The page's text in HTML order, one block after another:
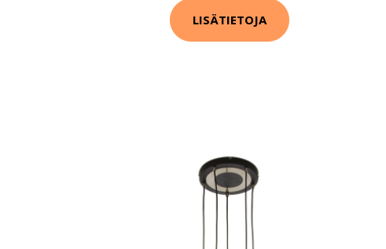
LISÄTIETOJA